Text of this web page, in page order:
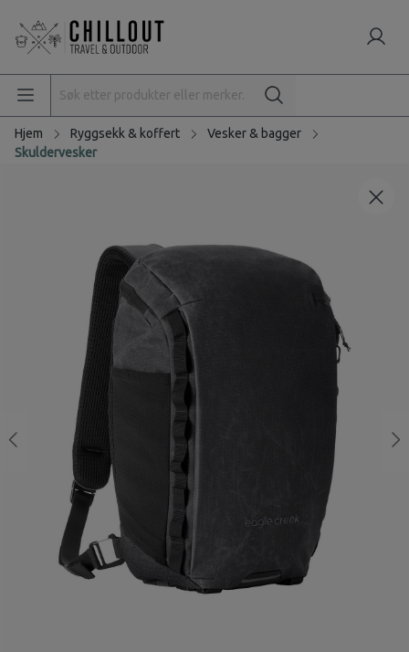
Hjem Ryggsekk & koffert
Vesker & bagger
Skuldervesker